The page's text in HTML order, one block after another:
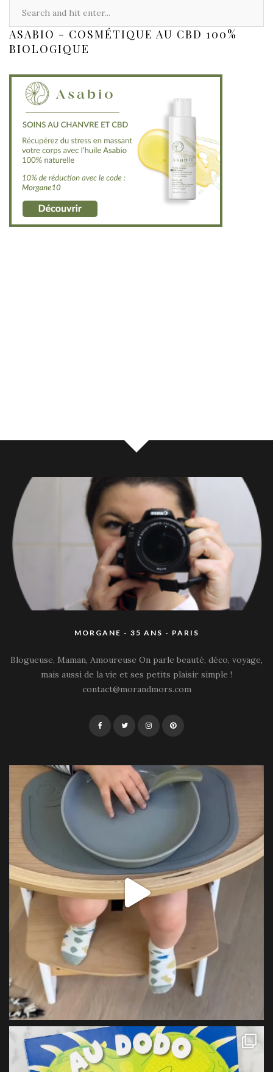
ASABIO - COSMÉTIQUE AU CBD 100%
BIOLOGIQUE
MORGANE - 35 ANS - PARIS
Blogueuse, Maman, Amoureuse On parle beauté, déco, voyage,
mais aussi de la vie et ses petits plaisir simple !
contact@morandmors.com